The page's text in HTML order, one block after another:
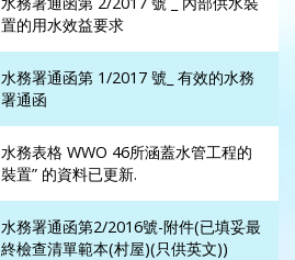
置的用水效益要求
水務署通函第 1/2017 號_ 有效的水務
署通函
水務表格 WWO 46所涵蓋水管工程的
裝置” 的資料已更新.
水務署通函第2/2016號-附件(已填妥最
終檢查清單範本(村屋)(只供英文))